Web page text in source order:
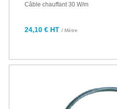
Câble chauffant 30 W/m
24,10 € HT / Mètre